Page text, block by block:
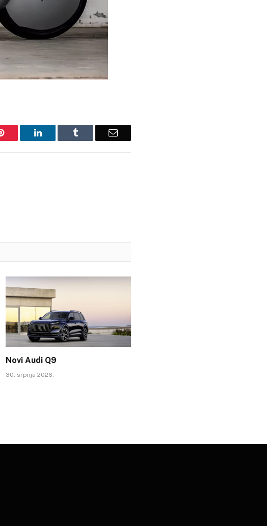
Pinterest LinkedIn Tumblr Email
Novi Audi Q9
30. srpnja 2026.